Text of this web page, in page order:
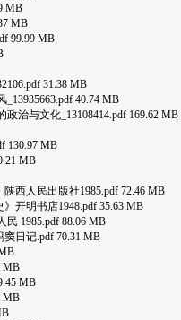
MB
MB
99.99 MB
31.38 MB
40.74 MB
治与文化_13108414.pdf 169.62 MB
130.97 MB
MB
西人民出版社1985.pdf 72.46 MB
开明书店1948.pdf 35.63 MB
1985.pdf 88.06 MB
日记.pdf 70.31 MB
MB
MB
MB